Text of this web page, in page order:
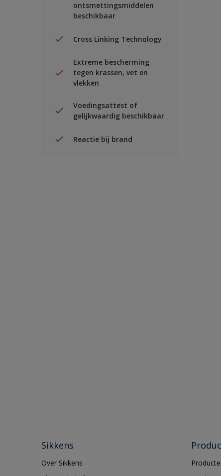
ontsmettingsmiddelen
beschikbaar
Cross Linking Technology
Extreme bescherming
tegen krassen, vet en
vlekken
Voedingsattest of
gelijkwaardig beschikbaar
Reactie bij brand
Sikkens
Over Sikkens